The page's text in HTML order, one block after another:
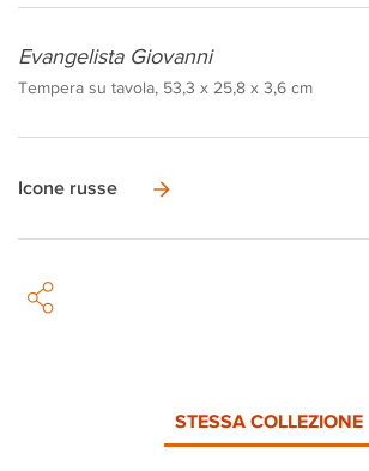
Evangelista Giovanni
Tempera su tavola, 53,3 x 25,8 x 3,6 cm
Icone russe
STESSA COLLEZIONE